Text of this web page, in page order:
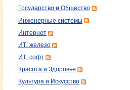
Государство и Общество
Инженерные системы
Интернет
ИТ: железо
ИТ: софт
Красота и Здоровье
Культура и Искусство